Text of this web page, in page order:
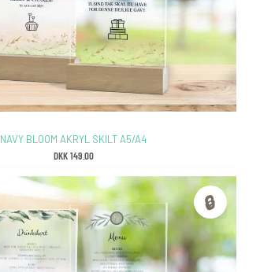
NAVY BLOOM AKRYL SKILT A5/A4
DKK149.00
🔒